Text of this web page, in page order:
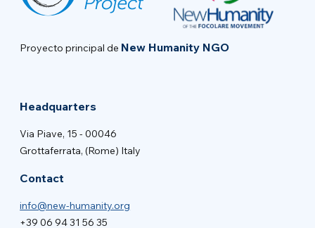
Proyecto principal de New Humanity NGO
Headquarters
Via Piave, 15 - 00046
Grottaferrata, (Rome) Italy
Contact
info@new-humanity.org
+39 06 94 31 56 35